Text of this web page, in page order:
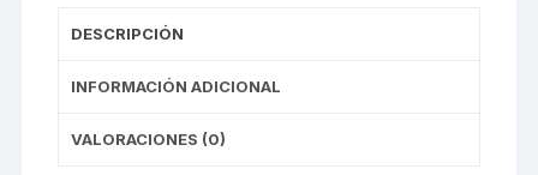
DESCRIPCIÓN
INFORMACIÓN ADICIONAL
VALORACIONES (0)